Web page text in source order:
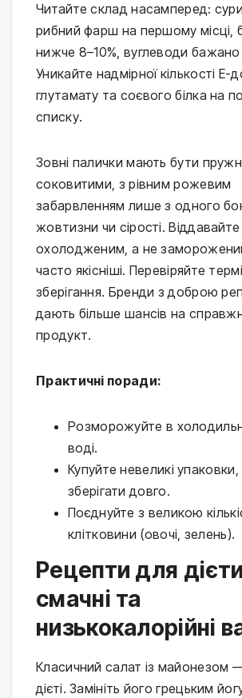
Читайте склад насамперед:
рибний фарш на першому місці,
нижче 8–10%, вуглеводи бажано
Уникайте надмірної кількості Е-
глутамату та соєвого білка на
списку.
Зовні палички мають бути
соковитими, з рівним рожевим
забарвленням лише з одного
жовтизни чи сірості.
охолодженим, а не
часто якісніші. Перевіряйте
зберігання. Бренди з доброю
дають більше шансів на
продукт.
Практичні поради:
Розморожуйте в
воді.
Купуйте невеликі
зберігати довго.
Поєднуйте з великою
клітковини (овочі, зелень).
Рецепти для
смачні та
низькокалорійні
Класичний салат із майонезом
дієті. Замініть його грецьким